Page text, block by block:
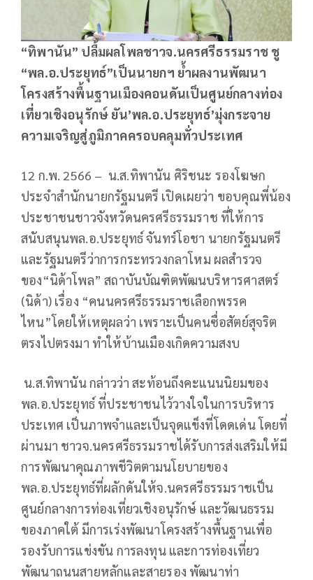
“ทิพานัน” ปลื้มผลโพลชาวจ.นครศรีธรรมราช ชู
“พล.อ.ประยุทธ์”เป็นนายกฯ ย้ำผลงานพัฒนา
โครงสร้างพื้นฐานเมืองคอนดันเป็นศูนย์กลางท่อง
เที่ยวเชิงอนุรักษ์ ยัน’พล.อ.ประยุทธ์’มุ่งกระจาย
ความเจริญสู่ภูมิภาคครอบคลุมทั่วประเทศ
12 ก.พ. 2566 – น.ส.ทิพานัน ศิริชนะ รองโฆษก
ประจำสำนักนายกรัฐมนตรี เปิดเผยว่า ขอบคุณพี่น้อง
ประชาชนชาวจังหวัดนครศรีธรรมราช ที่ให้การ
สนับสนุนพล.อ.ประยุทธ์ จันทร์โอชา นายกรัฐมนตรี
และรัฐมนตรีว่าการกระทรวงกลาโหม ผลสำรวจ
ของ“นิด้าโพล” สถาบันบัณฑิตพัฒนบริหารศาสตร์
(นิด้า) เรื่อง “คนนครศรีธรรมราชเลือกพรรค
ไหน”โดยให้เหตุผลว่า เพราะเป็นคนซื่อสัตย์สุจริต
ตรงไปตรงมา ทำให้บ้านเมืองเกิดความสงบ
น.ส.ทิพานัน กล่าวว่า สะท้อนถึงคะแนนนิยมของ
พล.อ.ประยุทธ์ ที่ประชาชนไว้วางใจในการบริหาร
ประเทศ เป็นภาพจำและเป็นจุดแข็งที่โดดเด่น โดยที่
ผ่านมา ชาวจ.นครศรีธรรมราชได้รับการส่งเสริมให้มี
การพัฒนาคุณภาพชีวิตตามนโยบายของ
พล.อ.ประยุทธ์ที่ผลักดันให้จ.นครศรีธรรมราชเป็น
ศูนย์กลางการท่องเที่ยวเชิงอนุรักษ์ และวัฒนธรรม
ของภาคใต้ มีการเร่งพัฒนาโครงสร้างพื้นฐานเพื่อ
รองรับการแข่งขัน การลงทุน และการท่องเที่ยว
พัฒนาถนนสายหลักและสายรอง พัฒนาท่า